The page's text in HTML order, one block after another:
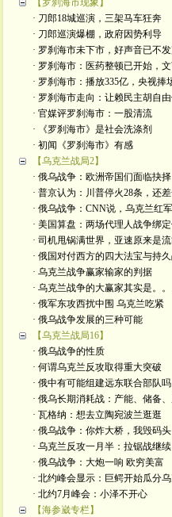
【罗刹海市现象】
· 刀郎18城巡演，三架马车狂奔
· 刀郎巡演爆棚，政府因势利导
· 罗刹海市未下市，好声音已不
· 罗刹海市：医药整顿已开始，
· 罗刹海市：播放335亿，央视捧
· 罗刹海市走向：让赖民主胡自
· 官媒评罗刹海市：一股清流
· 《罗刹海市》是社会洗涤剂
· 初闻《罗刹海市》有感
【乌克兰战局2】
· 俄乌战争：欧洲帝国们面临抉择
· 普京认为：川普停火28条，还
· 俄乌战争：CNN说，乌克兰红
· 美国算盘：两场代理人战争绑
· 司机甩锅满世界，亚速原来是
· 俄国对付西方的四大法宝与持
· 乌克兰战争赢家输家的判据
· 乌克兰战争的大赢家其实是。。
· 俄军东攻西扰中围 乌克兰吃紧
· 俄乌战争发展的三种可能
【乌克兰战局16】
· 俄乌战争的性质
· 何谓乌克兰反攻取得重大突破
· 俄中有可能组建远东联合部队吗
· 俄乌长期消耗战：产能、储备
· 瓦格纳：想去立陶宛波兰逛逛
· 俄乌战争：你炸大桥，我毁码头
· 乌克兰反攻一月半：拉锯战继续
· 俄乌战争：大炮一响 欧穷美富
· 北约峰会显示：巨鳄开始瓜分
· 北约7月峰会：小泽不开心
【海参崴专栏】